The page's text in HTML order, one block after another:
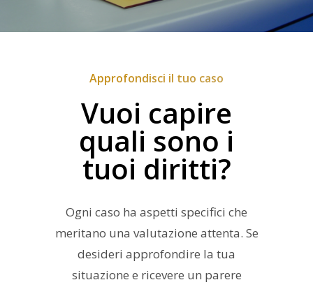
Approfondisci il tuo caso
Vuoi capire
quali sono i
tuoi diritti?
Ogni caso ha aspetti specifici che
meritano una valutazione attenta. Se
desideri approfondire la tua
situazione e ricevere un parere